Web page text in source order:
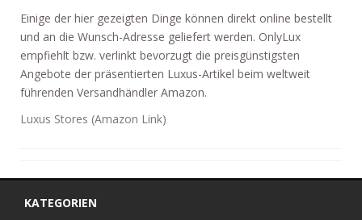
Einige der hier gezeigten Dinge können direkt online bestellt
und an die Wunsch-Adresse geliefert werden. OnlyLux
empfiehlt bzw. verlinkt bevorzugt die preisgünstigsten
Angebote der präsentierten Luxus-Artikel beim weltweit
führenden Versandhändler Amazon.
Luxus Stores (Amazon Link)
KATEGORIEN